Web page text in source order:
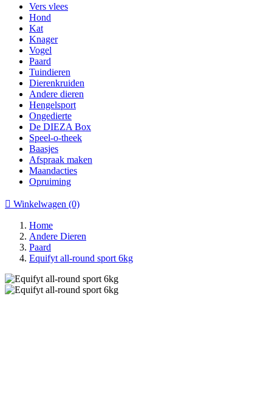
Vers vlees
Hond
Kat
Knager
Vogel
Paard
Tuindieren
Dierenkruiden
Andere dieren
Hengelsport
Ongedierte
De DIEZA Box
Speel-o-theek
Baasjes
Afspraak maken
Maandacties
Opruiming
 Winkelwagen (0)
Home
Andere Dieren
Paard
Equifyt all-round sport 6kg